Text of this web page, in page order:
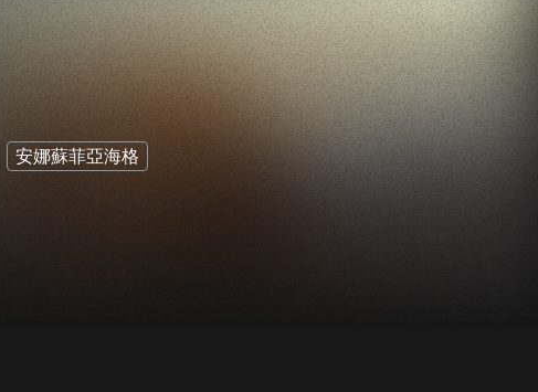
安娜蘇菲亞海格